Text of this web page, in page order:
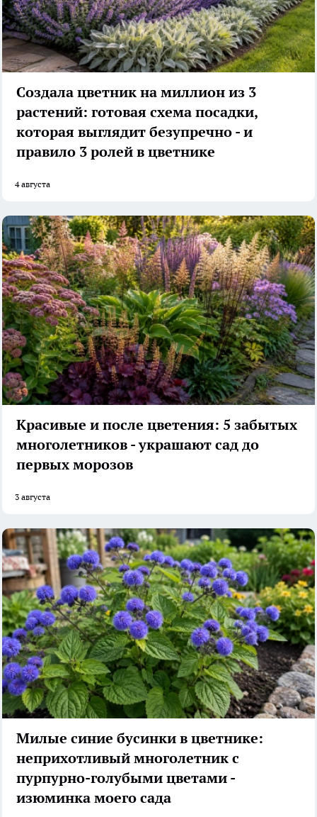
Создала цветник на миллион из 3
растений: готовая схема посадки,
которая выглядит безупречно - и
правило 3 ролей в цветнике
4 августа
Красивые и после цветения: 5 забытых
многолетников - украшают сад до
первых морозов
3 августа
Милые синие бусинки в цветнике:
неприхотливый многолетник с
пурпурно-голубыми цветами -
изюминка моего сада